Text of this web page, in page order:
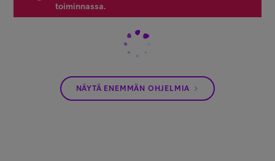
toiminnassa.
NÄYTÄ ENEMMÄN OHJELMIA